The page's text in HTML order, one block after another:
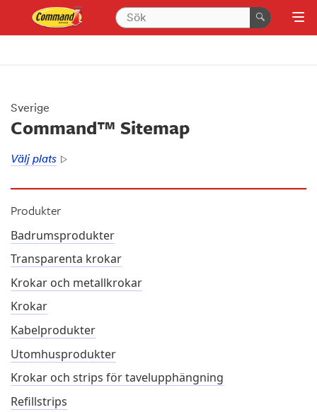
Sverige
Command™ Sitemap
Välj plats
Produkter
Badrumsprodukter
Transparenta krokar
Krokar och metallkrokar
Krokar
Kabelprodukter
Utomhusprodukter
Krokar och strips för tavelupphängning
Refillstrips